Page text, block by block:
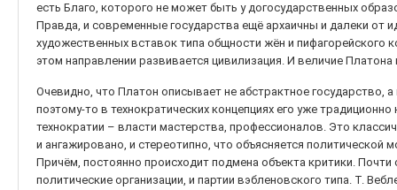
есть Благо, которого не может быть у догосударственных
Правда, и современные государства ещё архаичны и далеки от
художественных вставок типа общности жён и пифагорейского
этом направлении развивается цивилизация. И величие
Очевидно, что Платон описывает не абстрактное государство,
поэтому-то в технократических концепциях его уже
технократии – власти мастерства, профессионалов. Это
и ангажировано, и стереотипно, что объясняется политической
Причём, постоянно происходит подмена объекта критики. Почти
политические организации, и партии вэбленовского типа. Т.